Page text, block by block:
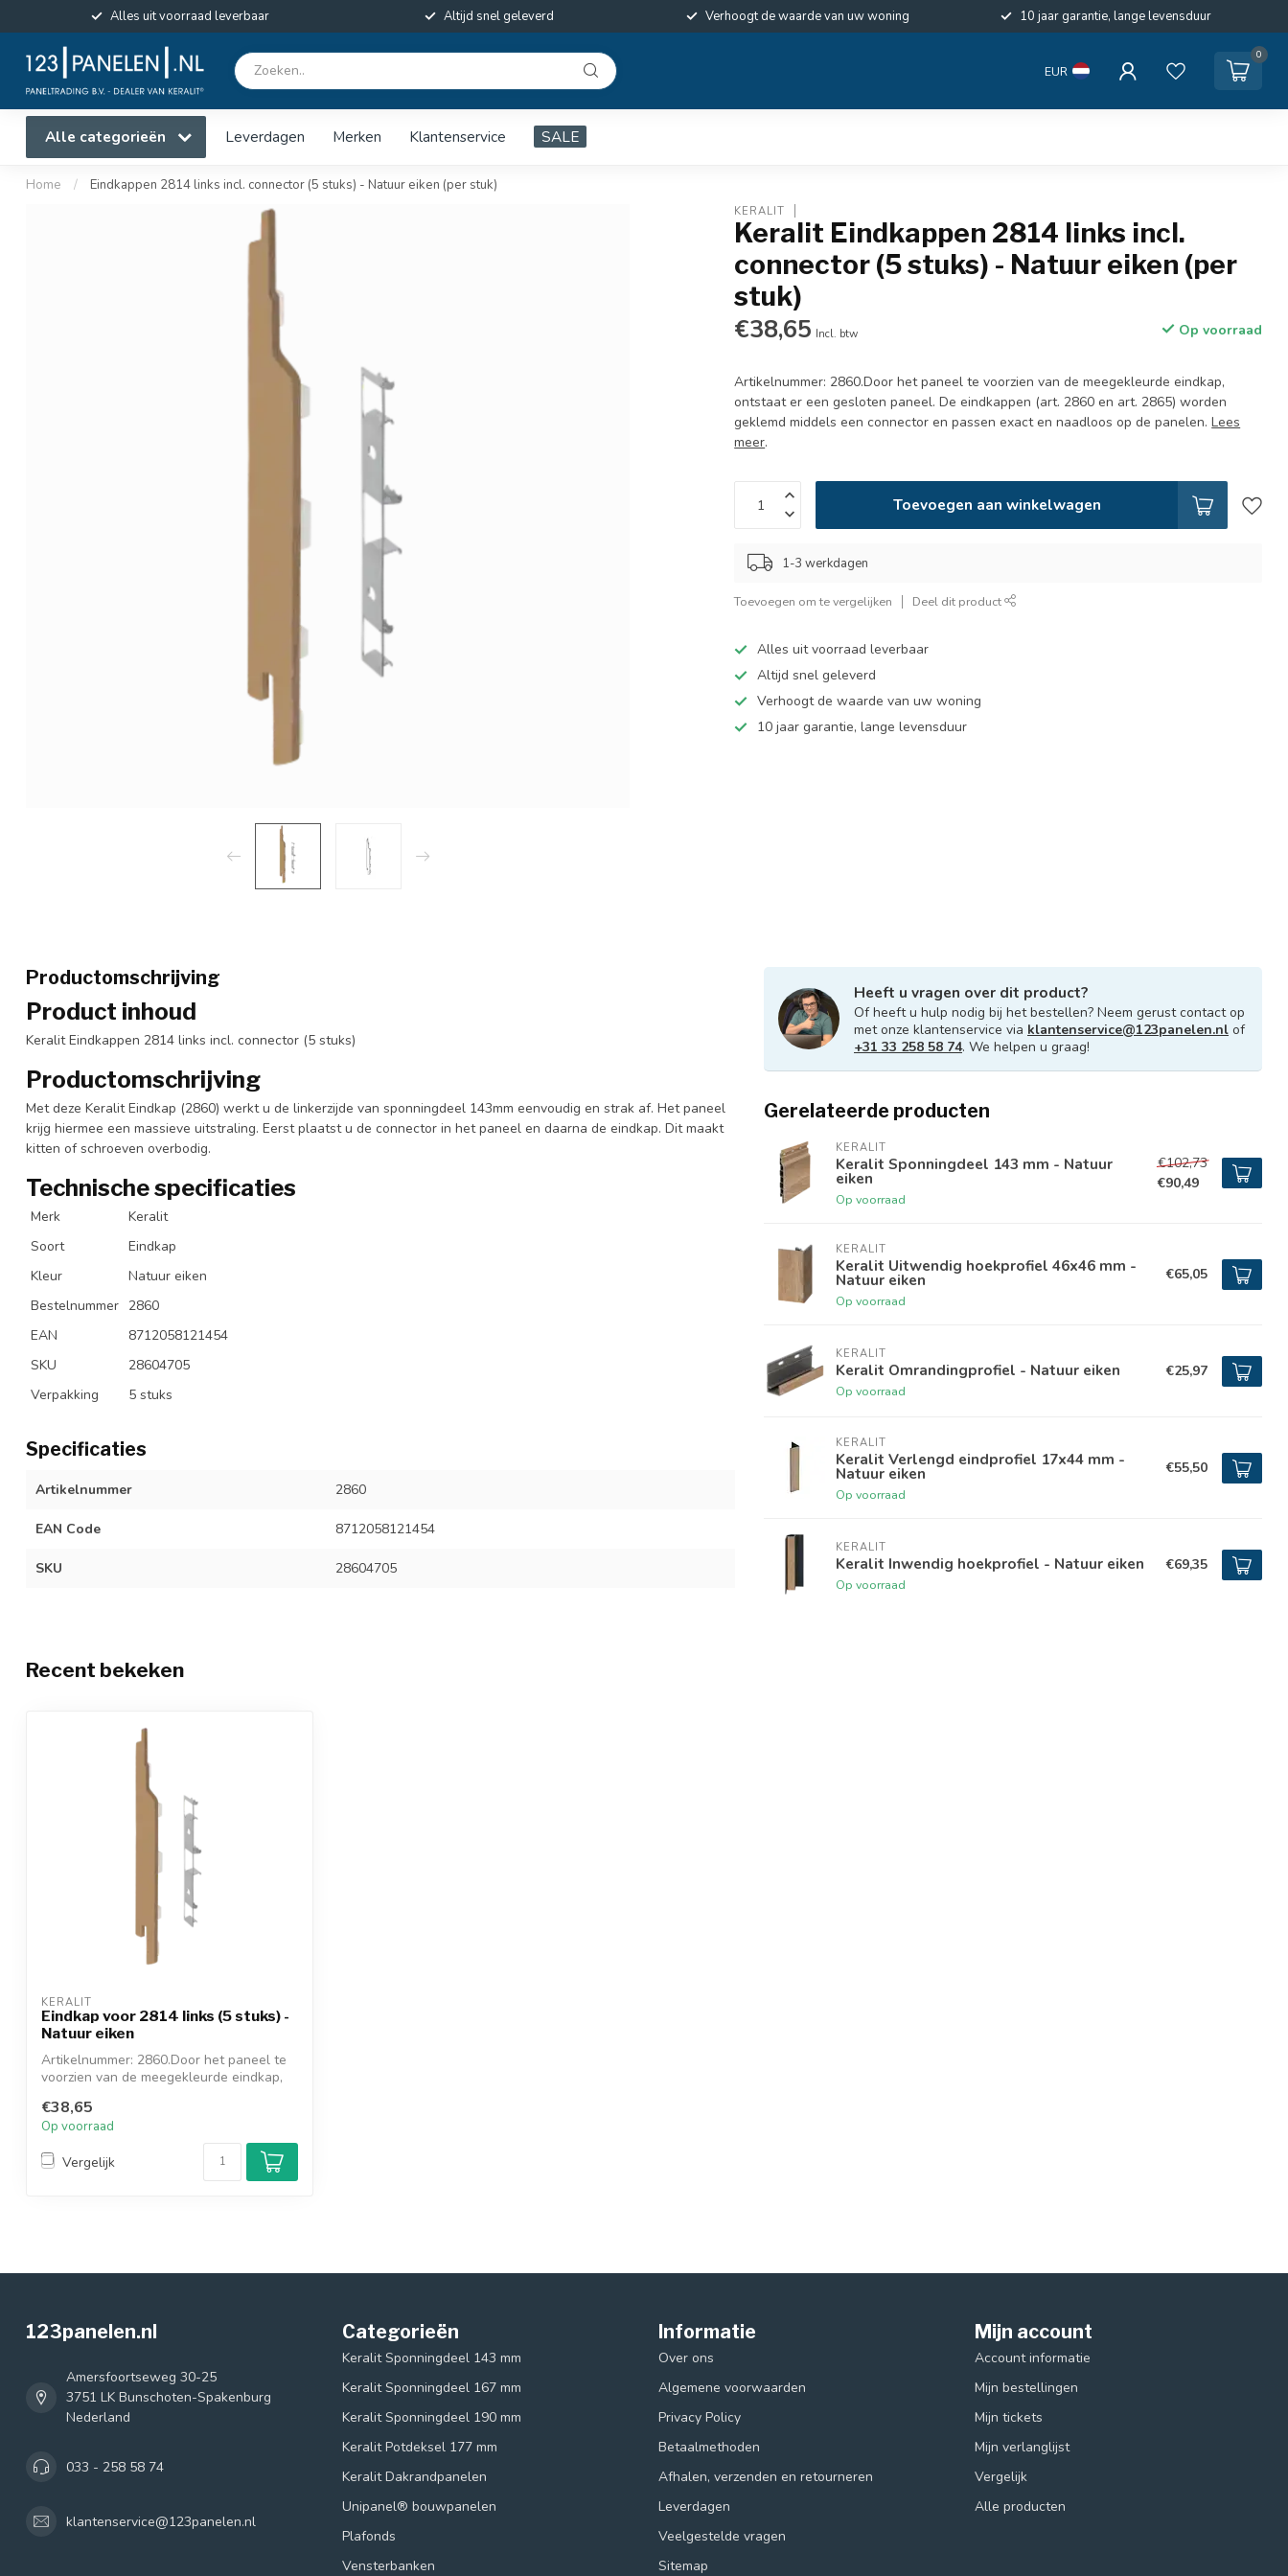
Alles uit voorraad leverbaar Altijd snel geleverd Verhoogt de waarde van uw woning 10 jaar garantie, lange levensduur
EUR
0
Alle categorieën Leverdagen Merken Klantenservice SALE
Home / Eindkappen 2814 links incl. connector (5 stuks) - Natuur eiken (per stuk)
KERALIT
Keralit Eindkappen 2814 links incl.
connector (5 stuks) - Natuur eiken (per
stuk)
€38,65 Incl. btw Op voorraad
Artikelnummer: 2860.Door het paneel te voorzien van de meegekleurde eindkap,
ontstaat er een gesloten paneel. De eindkappen (art. 2860 en art. 2865) worden
geklemd middels een connector en passen exact en naadloos op de panelen.Lees
meer.
Toevoegen aan winkelwagen
1-3 werkdagen
Toevoegen om te vergelijken Deel dit product
Alles uit voorraad leverbaar
Altijd snel geleverd
Verhoogt de waarde van uw woning
10 jaar garantie, lange levensduur
Productomschrijving
Product inhoud
Keralit Eindkappen 2814 links incl. connector (5 stuks)
Productomschrijving
Met deze Keralit Eindkap (2860) werkt u de linkerzijde van sponningdeel 143mm eenvoudig en strak af. Het paneel
krijg hiermee een massieve uitstraling. Eerst plaatst u de connector in het paneel en daarna de eindkap. Dit maakt
kitten of schroeven overbodig.
Technische specificaties
Merk
Keralit
Soort
Eindkap
Kleur
Natuur eiken
Bestelnummer 2860
EAN
8712058121454
SKU
28604705
Verpakking
5 stuks
Specificaties
Artikelnummer 2860
EAN Code 8712058121454
SKU 28604705
Heeft u vragen over dit product?
Of heeft u hulp nodig bij het bestellen? Neem gerust contact op
met onze klantenservice via klantenservice@123panelen.nl of
+31 33 258 58 74. We helpen u graag!
Gerelateerde producten
KERALIT
Keralit Sponningdeel 143 mm - Natuur
eiken
Op voorraad
€102,73
€90,49
KERALIT
Keralit Uitwendig hoekprofiel 46x46 mm -
Natuur eiken
Op voorraad
€65,05
KERALIT
Keralit Omrandingprofiel - Natuur eiken
Op voorraad
€25,97
KERALIT
Keralit Verlengd eindprofiel 17x44 mm -
Natuur eiken
Op voorraad
€55,50
KERALIT
Keralit Inwendig hoekprofiel - Natuur eiken
Op voorraad
€69,35
Recent bekeken
KERALIT
Eindkap voor 2814 links (5 stuks) -
Natuur eiken
Artikelnummer: 2860.Door het paneel te
voorzien van de meegekleurde eindkap,
€38,65
Op voorraad
Vergelijk
123panelen.nl
Amersfoortseweg 30-25
3751 LK Bunschoten-Spakenburg
Nederland
033 - 258 58 74
klantenservice@123panelen.nl
Categorieën
Keralit Sponningdeel 143 mm
Keralit Sponningdeel 167 mm
Keralit Sponningdeel 190 mm
Keralit Potdeksel 177 mm
Keralit Dakrandpanelen
Unipanel® bouwpanelen
Plafonds
Vensterbanken
Informatie
Over ons
Algemene voorwaarden
Privacy Policy
Betaalmethoden
Afhalen, verzenden en retourneren
Leverdagen
Veelgestelde vragen
Sitemap
Mijn account
Account informatie
Mijn bestellingen
Mijn tickets
Mijn verlanglijst
Vergelijk
Alle producten